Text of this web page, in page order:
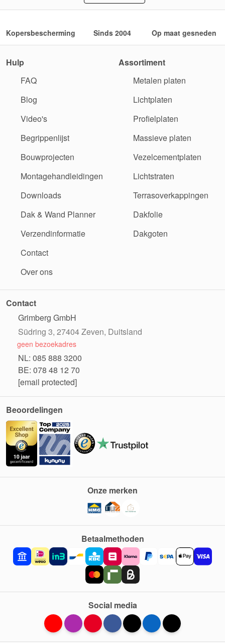
Kopersbescherming Sinds 2004 Op maat gesneden
Hulp
FAQ
Blog
Video's
Begrippenlijst
Bouwprojecten
Montagehandleidingen
Downloads
Dak & Wand Planner
Verzendinformatie
Contact
Over ons
Assortiment
Metalen platen
Lichtplaten
Profielplaten
Massieve platen
Vezelcementplaten
Lichtstraten
Terrasoverkappingen
Dakfolie
Dakgoten
Contact
Grimberg GmbH
Südring 3, 27404 Zeven, Duitsland
geen bezoekadres
NL: 085 888 3200
BE: 078 48 12 70
[email protected]
Beoordelingen
Betaalmethoden
Onze merken
Social media